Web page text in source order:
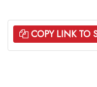
COPY LINK TO